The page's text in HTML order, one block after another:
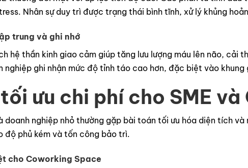
Nhân sự duy trì được trạng thái bình tĩnh, xử lý khủng
trung và ghi nhớ
hệ thần kinh giao cảm giúp tăng lưu lượng máu lên não, cải
nghiệp ghi nhận mức độ tỉnh táo cao hơn, đặc biệt vào khung
ưu chi phí cho SME
doanh nghiệp nhỏ thường gặp bài toán tối ưu hóa diện tích
độ phủ kém và tốn công bảo trì.
cho Coworking Space